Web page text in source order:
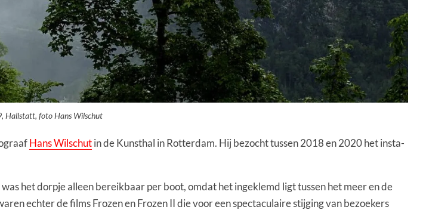
Hallstatt, foto Hans Wilschut
Hans Wilschutin de Kunsthal in Rotterdam. Hij bezocht tussen 2018 en 2020 het insta-
het dorpje alleen bereikbaar per boot, omdat het ingeklemd ligt tussen het meer en de
echter de films Frozen en Frozen II die voor een spectaculaire stijging van bezoekers